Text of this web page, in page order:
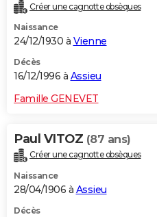
Créer une cagnotte obsèques
Naissance
24/12/1930 à Vienne
Décès
16/12/1996 à Assieu
Famille GENEVET
Paul VITOZ (87 ans)
Créer une cagnotte obsèques
Naissance
28/04/1906 à Assieu
Décès